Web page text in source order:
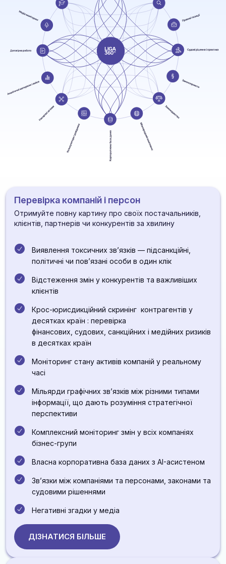
Перевірка компаній і персон
Отримуйте повну картину про своїх постачальників,
клієнтів, партнерів чи конкурентів за хвилину
Виявлення токсичних зв’язків — підсанкційні,
політичні чи пов’язані особи в один клік
Відстеження змін у конкурентів та важливіших
клієнтів
Крос-юрисдикційний скринінг контрагентів у
десятках країн : перевірка
фінансових, судових, санкційних і медійних ризиків
в десятках країн
Моніторинг стану активів компаній у реальному
часі
Мільярди графічних звʼязків між різними типами
інформації, що дають розуміння стратегічної
перспективи
Комплексний моніторинг змін у всіх компаніях
бізнес-групи
Власна корпоративна база даних з AI-асистеном
Звʼязки між компаніями та персонами, законами та
судовими рішеннями
Негативні згадки у медіа
ДІЗНАТИСЯ БІЛЬШЕ